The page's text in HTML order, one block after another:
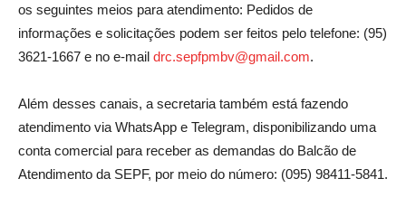
os seguintes meios para atendimento: Pedidos de
informações e solicitações podem ser feitos pelo telefone: (95)
3621-1667 e no e-mail drc.sepfpmbv@gmail.com.
Além desses canais, a secretaria também está fazendo
atendimento via WhatsApp e Telegram, disponibilizando uma
conta comercial para receber as demandas do Balcão de
Atendimento da SEPF, por meio do número: (095) 98411-5841.